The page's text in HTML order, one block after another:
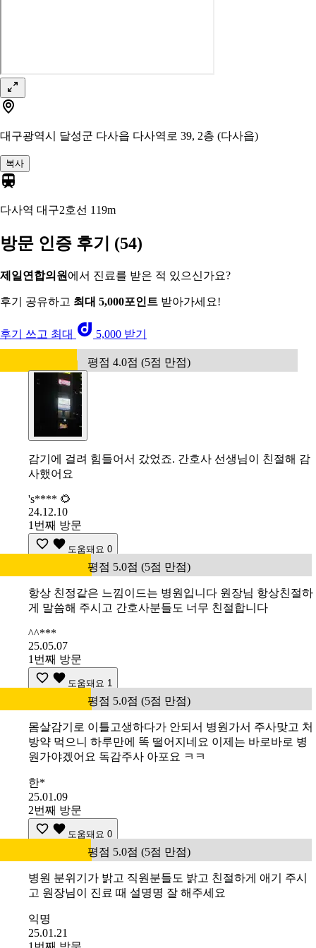
대구광역시 달성군 다사읍 다사역로 39, 2층 (다사읍)
복사
다사역 대구2호선 119m
방문 인증 후기 (54)
제일연합의원 에서 진료를 받은 적 있으신가요?
후기 공유하고 최대 5,000포인트 받아가세요!
후기 쓰고 최대 5,000 받기
평점 4.0점 (5점 만점)
감기에 걸려 힘들어서 갔었죠. 간호사 선생님이 친절해 감
사했어요
's**** 🌻
24.12.10
1번째 방문
도움돼요 0
평점 5.0점 (5점 만점)
항상 친정같은 느낌이드는 병원입니다 원장님 항상친절하
게 말씀해 주시고 간호사분들도 너무 친절합니다
^^***
25.05.07
1번째 방문
도움돼요 1
평점 5.0점 (5점 만점)
몸살감기로 이틀고생하다가 안되서 병원가서 주사맞고 처
방약 먹으니 하루만에 똑 떨어지네요 이제는 바로바로 병
원가야겠어요 독감주사 아포요 ㅋㅋ
한*
25.01.09
2번째 방문
도움돼요 0
평점 5.0점 (5점 만점)
병원 분위기가 밝고 직원분들도 밝고 친절하게 애기 주시
고 원장님이 진료 때 설명명 잘 해주세요
익명
25.01.21